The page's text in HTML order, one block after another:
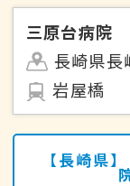
三原台病院
長崎県長
岩屋橋
【長崎県